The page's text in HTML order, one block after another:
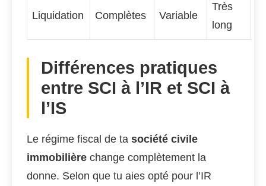
Liquidation Complètes Variable
Très
long
Différences pratiques
entre SCI à l’IR et SCI à
l’IS
Le régime fiscal de ta société civile
immobilière change complètement la
donne. Selon que tu aies opté pour l’IR